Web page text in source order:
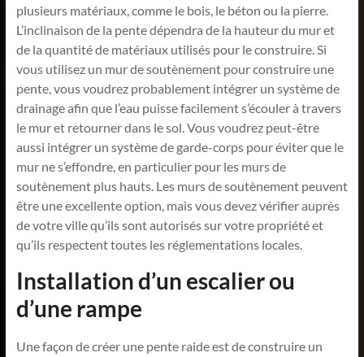
plusieurs matériaux, comme le bois, le béton ou la pierre.
L’inclinaison de la pente dépendra de la hauteur du mur et
de la quantité de matériaux utilisés pour le construire. Si
vous utilisez un mur de soutènement pour construire une
pente, vous voudrez probablement intégrer un système de
drainage afin que l’eau puisse facilement s’écouler à travers
le mur et retourner dans le sol. Vous voudrez peut-être
aussi intégrer un système de garde-corps pour éviter que le
mur ne s’effondre, en particulier pour les murs de
soutènement plus hauts. Les murs de soutènement peuvent
être une excellente option, mais vous devez vérifier auprès
de votre ville qu’ils sont autorisés sur votre propriété et
qu’ils respectent toutes les réglementations locales.
Installation d’un escalier ou
d’une rampe
Une façon de créer une pente raide est de construire un